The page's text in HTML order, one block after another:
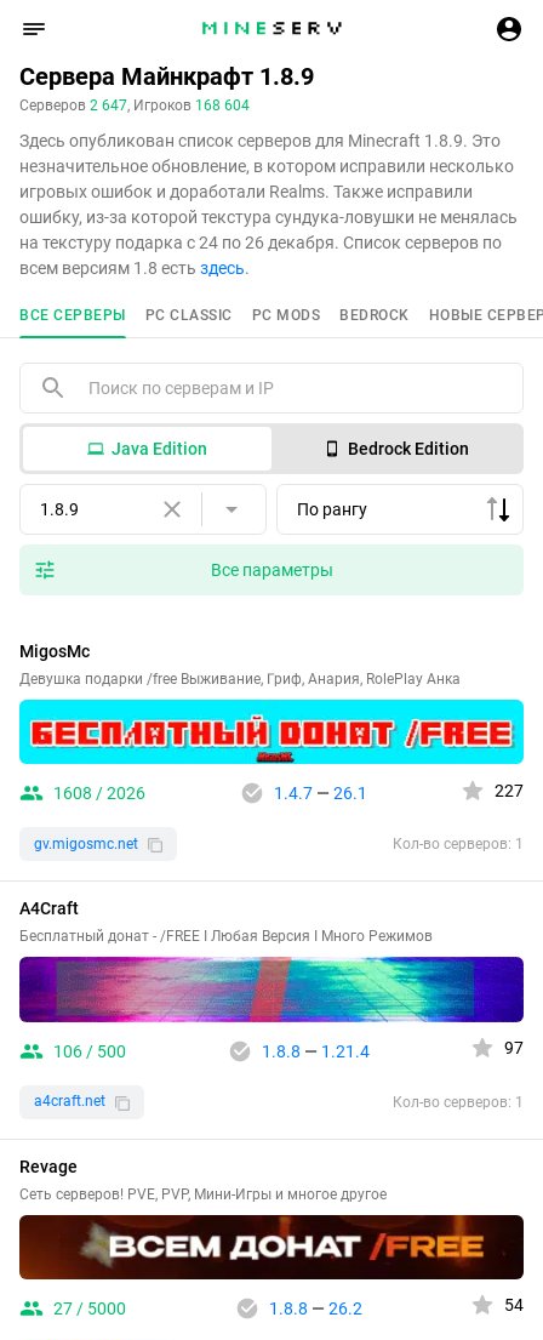
Сервера Майнкрафт 1.8.9
Серверов 2 647, Игроков 168 604
Здесь опубликован список серверов для Minecraft 1.8.9. Это
незначительное обновление, в котором исправили несколько
игровых ошибок и доработали Realms. Также исправили
ошибку, из-за которой текстура сундука-ловушки не менялась
на текстуру подарка с 24 по 26 декабря. Список серверов по
всем версиям 1.8 есть здесь.
ВСЕ СЕРВЕРЫ PC CLASSIC PC MODS BEDROCK НОВЫЕ
Java Edition Bedrock Edition
1.8.9 По рангу
Все параметры
MigosMc
Девушка подарки /free Выживание, Гриф, Анария, RolePlay Анка
1608 / 2026 1.4.7— 26.1 227
gv.migosmc.net Кол-во серверов: 1
A4Craft
Бесплатный донат - /FREE I Любая Версия I Много Режимов
106 / 500 1.8.8 — 1.21.4 97
a4craft.net Кол-во серверов: 1
Revage
Сеть серверов! PVE, PVP, Мини-Игры и многое другое
27 / 5000 1.8.8 — 26.2 54